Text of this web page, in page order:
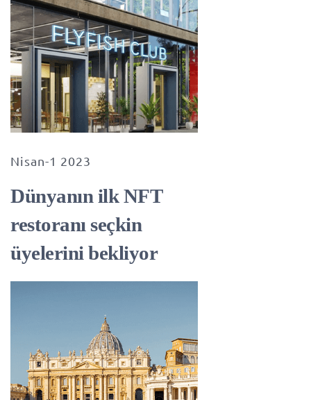
Nisan-1 2023
Dünyanın ilk NFT
restoranı seçkin
üyelerini bekliyor